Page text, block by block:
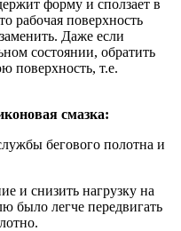
форму и сползает в
рабочая поверхность
Даже если
состоянии, обратить
поверхность, т.е.
смазка:
бегового полотна и
и снизить нагрузку на
было легче передвигать